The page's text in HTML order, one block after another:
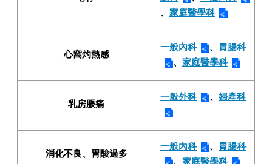
、 家庭醫學科
心窩灼熱感
一般內科 、
胃腸科
、 家庭醫學科
乳房脹痛
一般外科 、 婦產科
消化不良、胃酸過多
一般內科 、
胃腸科
、 家庭醫學科